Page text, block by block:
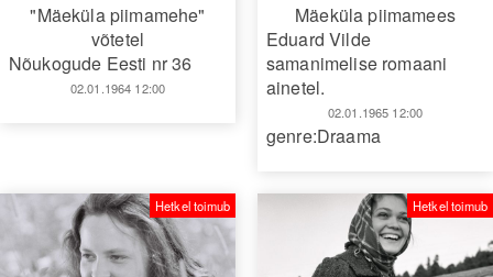
"Mäeküla piimamehe"
võtetel
Nõukogude Eesti nr 36
02.01.1964 12:00
Mäeküla piimamees
Eduard Vilde
samanimelise romaani
ainetel.
02.01.1965 12:00
genre:Draama
Hetkel toimub Hetkel toimub